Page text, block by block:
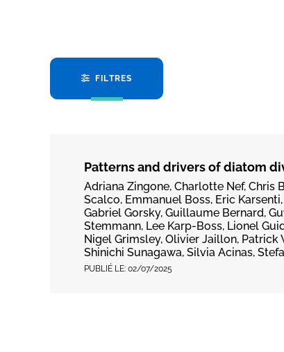
FILTRES
Patterns and drivers of diatom
Adriana Zingone, Charlotte Nef, Chris
Scalco, Emmanuel Boss, Eric
Gabriel Gorsky, Guillaume Bernard,
Stemmann, Lee Karp-Boss, Lionel
Nigel Grimsley, Olivier Jaillon, Patrick
Shinichi Sunagawa, Silvia Acinas,
PUBLIÉ LE: 02/07/2025